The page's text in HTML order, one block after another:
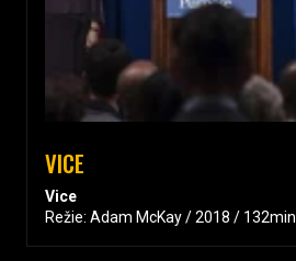
VICE
Vice
Režie: Adam McKay / 2018 / 132min